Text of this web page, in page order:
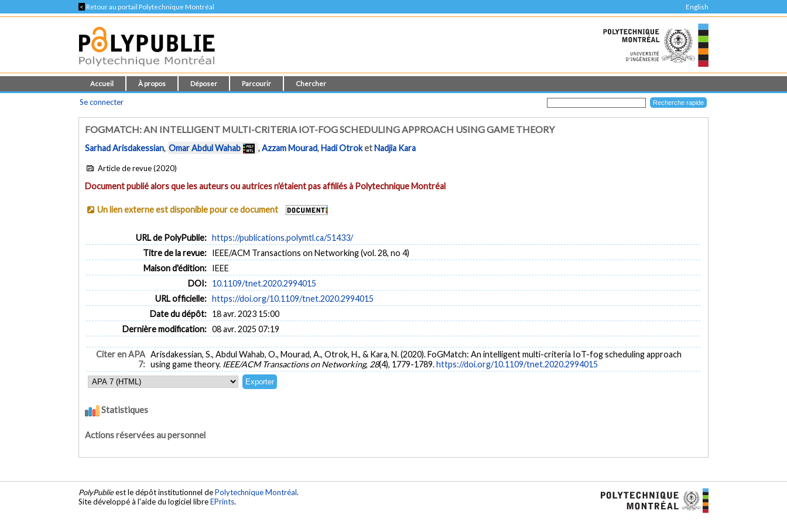
< Retour au portail Polytechnique Montréal English
Accueil À propos Déposer Parcourir Chercher
Se connecter
FOGMATCH: AN INTELLIGENT MULTI-CRITERIA IOT-FOG SCHEDULING APPROACH USING GAME THEORY
Sarhad Arisdakessian, Omar Abdul Wahab ,Azzam Mourad,Hadi OtroketNadjia Kara
Article de revue (2020)
Document publié alors que les auteurs ou autrices n'étaient pas affiliés à Polytechnique Montréal
Un lien externe est disponible pour ce document
URL de PolyPublie: https://publications.polymtl.ca/51433/
Titre de la revue: IEEE/ACM Transactions on Networking (vol. 28, no 4)
Maison d'édition: IEEE
DOI: 10.1109/tnet.2020.2994015
URL officielle: https://doi.org/10.1109/tnet.2020.2994015
Date du dépôt: 18 avr. 2023 15:00
Dernière modification: 08 avr. 2025 07:19
Citer en APA
7:
Arisdakessian, S., Abdul Wahab, O., Mourad, A., Otrok, H., & Kara, N. (2020). FoGMatch: An intelligent multi-criteria IoT-fog scheduling approach
using game theory. IEEE/ACM Transactions on Networking, 28(4), 1779-1789.https://doi.org/10.1109/tnet.2020.2994015
Statistiques
Actions réservées au personnel
PolyPublieest le dépôt institutionnel dePolytechnique Montréal.
Site développé à l'aide du logiciel libreEPrints.